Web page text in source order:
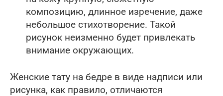
композицию, длинное изречение, даже
небольшое стихотворение. Такой
рисунок неизменно будет привлекать
внимание окружающих.
Женские тату на бедре в виде надписи или
рисунка, как правило, отличаются